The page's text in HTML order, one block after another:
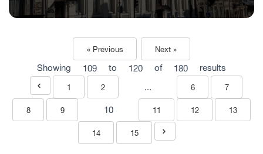
« Previous Next »
Showing 109 to 120 of 180 results
1 2 ... 6 7
8 9 10 11 12 13
14 15